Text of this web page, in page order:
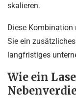
skalieren.
Diese Kombination
Sie ein
langfristiges
Wie ein